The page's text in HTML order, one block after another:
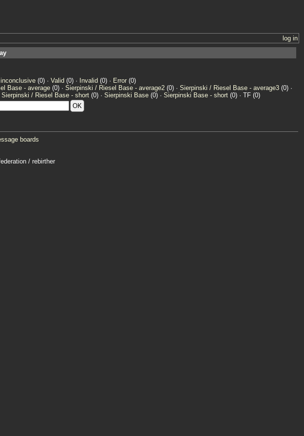
log in
(0) · Valid (0) · Invalid (0) · Error (0)
Base - average(0) · Sierpinski / Riesel Base - average2(0) · Sierpinski / Riesel Base - average3(0) ·
Sierpinski / Riesel Base - short(0) · Sierpinski Base(0) · Sierpinski Base - short(0) · TF (0)
boards
/ rebirther